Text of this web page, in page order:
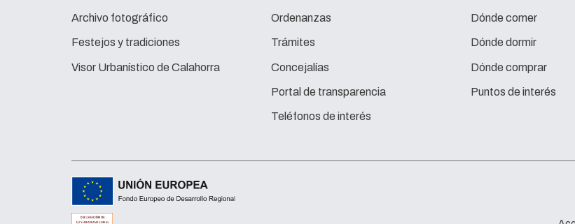
Archivo fotográfico
Festejos y tradiciones
Visor Urbanístico de Calahorra
Ordenanzas
Trámites
Concejalías
Portal de transparencia
Teléfonos de interés
Dónde comer
Dónde dormir
Dónde comprar
Puntos de interés